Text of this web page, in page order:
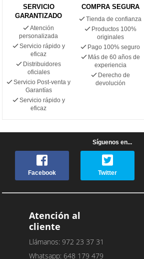
SERVICIO
GARANTIZADO
Atención
personalizada
Servicio rápido y
eficaz
Distribuidores
oficiales
Servicio Post-venta y
Garantías
Servicio rápido y
eficaz
COMPRA SEGURA
Tienda de confianza
Productos 100%
originales
Pago 100% seguro
Más de 60 años de
experiencia
Derecho de
devolución
Síguenos en...
Facebook Twitter
Atención al
cliente
Llámanos: 972 23 37 31
Whatsapp: 648 179 479